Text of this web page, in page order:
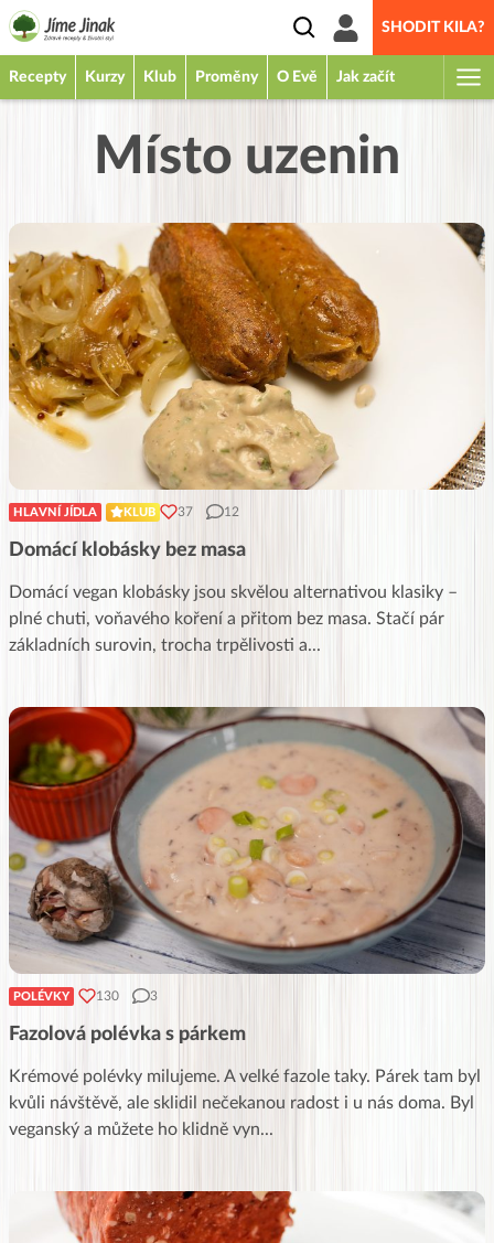
SHODIT KILA?
Recepty Kurzy Klub Proměny O Evě Jak začít
Místo uzenin
HLAVNÍ JÍDLA KLUB 37 12
Domácí klobásky bez masa
Domácí vegan klobásky jsou skvělou alternativou klasiky –
plné chuti, voňavého koření a přitom bez masa. Stačí pár
základních surovin, trocha trpělivosti a...
POLÉVKY 130 3
Fazolová polévka s párkem
Krémové polévky milujeme. A velké fazole taky. Párek tam byl
kvůli návštěvě, ale sklidil nečekanou radost i u nás doma. Byl
veganský a můžete ho klidně vyn...